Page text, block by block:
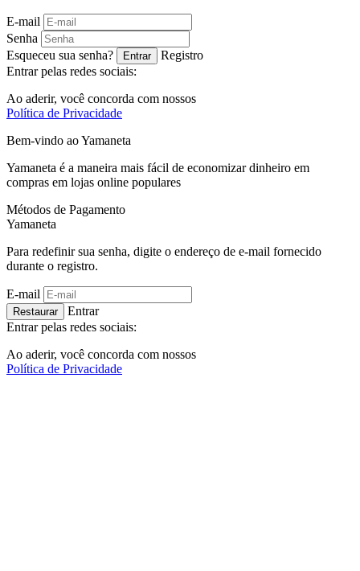
E-mail
Senha
Esqueceu sua senha?
Entrar
Registro
Entrar pelas redes sociais:
Ao aderir, você concorda com nossos
Política de Privacidade
Bem-vindo aoYamaneta
Yamaneta é a maneira mais fácil de economizar dinheiro em
compras em lojas online populares
Métodos de Pagamento
Yamaneta
Para redefinir sua senha, digite o endereço de e-mail fornecido
durante o registro.
E-mail
Restaurar
Entrar
Entrar pelas redes sociais:
Ao aderir, você concorda com nossos
Política de Privacidade